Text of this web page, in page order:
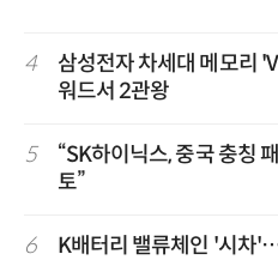
4
삼성전자 차세대 메모리
워드서 2관왕
5
“SK하이닉스, 중국 충칭
토”
6 K배터리 밸류체인 '시차